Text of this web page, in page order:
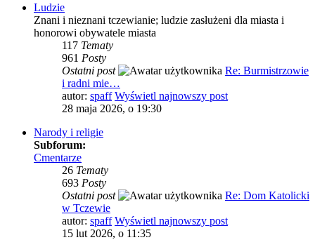
Ludzie
Znani i nieznani tczewianie; ludzie zasłużeni dla miasta i
honorowi obywatele miasta
117 Tematy
961 Posty
Ostatni post
Re: Burmistrzowie
i radni mie…
autor: spaff Wyświetl najnowszy post
28 maja 2026, o 19:30
Narody i religie
Subforum:
Cmentarze
26 Tematy
693 Posty
Ostatni post
Re: Dom Katolicki
w Tczewie
autor: spaff Wyświetl najnowszy post
15 lut 2026, o 11:35